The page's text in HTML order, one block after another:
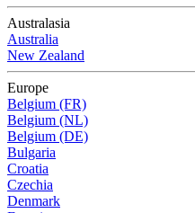
Australasia
Australia
New Zealand
Europe
Belgium (FR)
Belgium (NL)
Belgium (DE)
Bulgaria
Croatia
Czechia
Denmark